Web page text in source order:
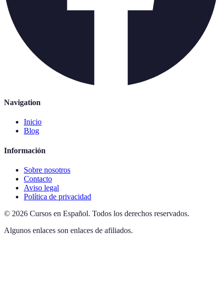
Navigation
Inicio
Blog
Información
Sobre nosotros
Contacto
Aviso legal
Política de privacidad
© 2026 Cursos en Español. Todos los derechos reservados.
Algunos enlaces son enlaces de afiliados.